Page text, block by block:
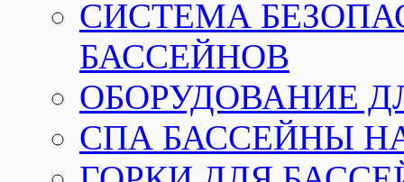
СИСТЕМА
БАССЕЙНОВ
ОБОРУДОВАНИЕ
СПА БАССЕЙНЫ